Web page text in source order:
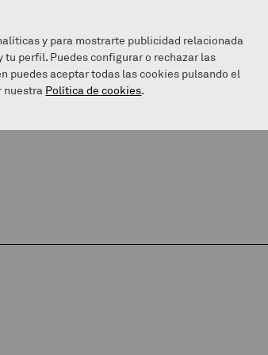
GAITZAZU INFOGUNEA
y para mostrarte publicidad relacionada
perfil. Puedes configurar o rechazar las
puedes aceptar todas las cookies pulsando el
nuestra Política de cookies.